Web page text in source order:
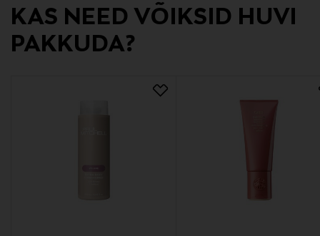
Tootja
Keilaranta 13 A, 02150, Espoo, Finland
KAS NEED VÕIKSID HUVI
PAKKUDA?